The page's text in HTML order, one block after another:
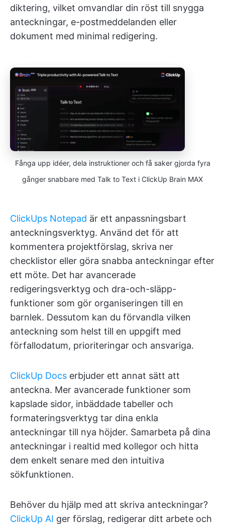
diktering, vilket omvandlar din röst till snygga
anteckningar, e-postmeddelanden eller
dokument med minimal redigering.
Fånga upp idéer, dela instruktioner och få saker gjorda fyra
gånger snabbare med Talk to Text i ClickUp Brain MAX
ClickUps Notepad är ett anpassningsbart
anteckningsverktyg. Använd det för att
kommentera projektförslag, skriva ner
checklistor eller göra snabba anteckningar efter
ett möte. Det har avancerade
redigeringsverktyg och dra-och-släpp-
funktioner som gör organiseringen till en
barnlek. Dessutom kan du förvandla vilken
anteckning som helst till en uppgift med
förfallodatum, prioriteringar och ansvariga.
ClickUp Docs erbjuder ett annat sätt att
anteckna. Mer avancerade funktioner som
kapslade sidor, inbäddade tabeller och
formateringsverktyg tar dina enkla
anteckningar till nya höjder. Samarbeta på dina
anteckningar i realtid med kollegor och hitta
dem enkelt senare med den intuitiva
sökfunktionen.
Behöver du hjälp med att skriva anteckningar?
ClickUp AI ger förslag, redigerar ditt arbete och